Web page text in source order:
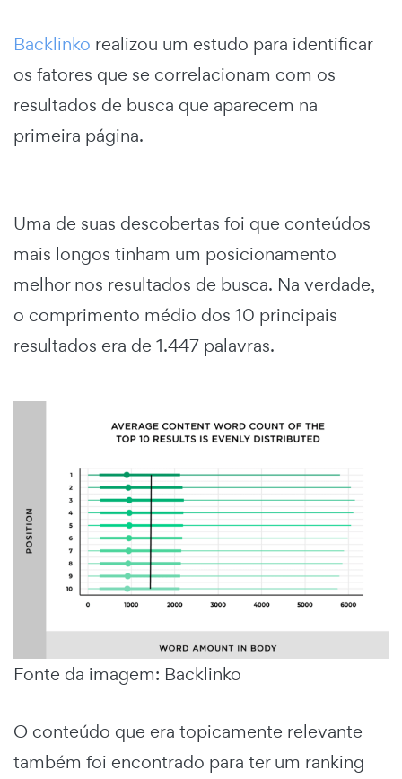
Backlinko realizou um estudo para identificar
os fatores que se correlacionam com os
resultados de busca que aparecem na
primeira página.
Uma de suas descobertas foi que conteúdos
mais longos tinham um posicionamento
melhor nos resultados de busca. Na verdade,
o comprimento médio dos 10 principais
resultados era de 1.447 palavras.
Fonte da imagem: Backlinko
O conteúdo que era topicamente relevante
também foi encontrado para ter um ranking